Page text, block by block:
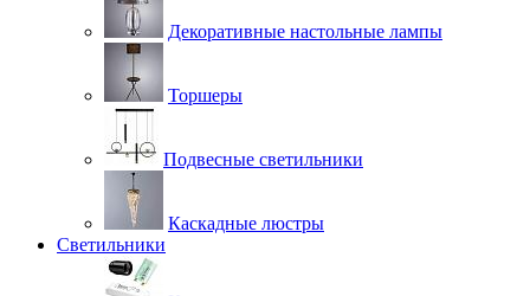
Декоративные настольные лампы
Торшеры
Подвесные светильники
Каскадные люстры
Светильники